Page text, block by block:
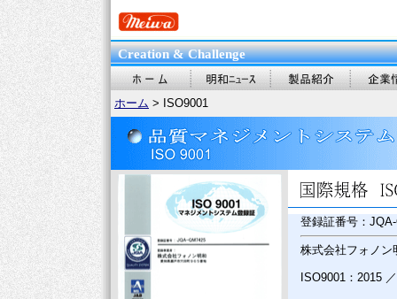
Creation & Challenge
ホーム > ISO9001
登録証番号：
株式会社フォノン
ISO9001：2015